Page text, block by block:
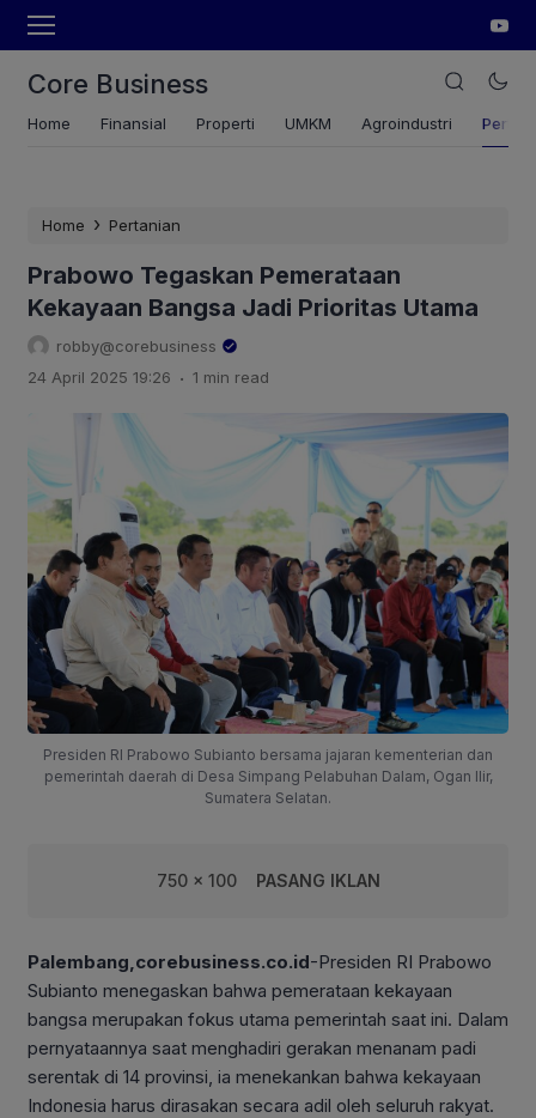
Core Business
Home Finansial Properti UMKM Agroindustri
Home › Pertanian
Prabowo Tegaskan Pemerataan
Kekayaan Bangsa Jadi Prioritas Utama
robby@corebusiness
24 April 2025 19:26 . 1 min read
Presiden RI Prabowo Subianto bersama jajaran kementerian dan
pemerintah daerah di Desa Simpang Pelabuhan Dalam, Ogan Ilir,
Sumatera Selatan.
750 x 100 PASANG IKLAN
Palembang,corebusiness.co.id-Presiden RI Prabowo
Subianto menegaskan bahwa pemerataan kekayaan
bangsa merupakan fokus utama pemerintah saat ini. Dalam
pernyataannya saat menghadiri gerakan menanam padi
serentak di 14 provinsi, ia menekankan bahwa kekayaan
Indonesia harus dirasakan secara adil oleh seluruh rakyat.